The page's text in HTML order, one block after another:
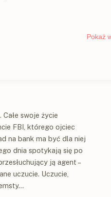
swoje życie
FBI, którego ojciec
na bank ma być dla niej
dnia spotykają się po
ją agent –
uczucie. Uczucie,